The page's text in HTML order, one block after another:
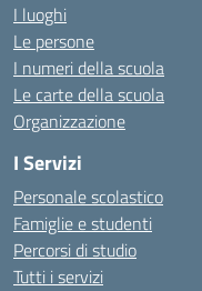
I luoghi
Le persone
I numeri della scuola
Le carte della scuola
Organizzazione
I Servizi
Personale scolastico
Famiglie e studenti
Percorsi di studio
Tutti i servizi